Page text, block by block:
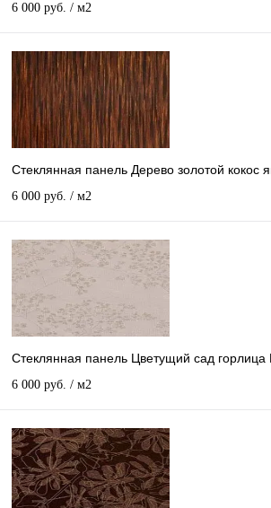
6 000 руб. / м2
Стеклянная панель Дерево золотой кокос
6 000 руб. / м2
Стеклянная панель Цветущий сад горлица
6 000 руб. / м2